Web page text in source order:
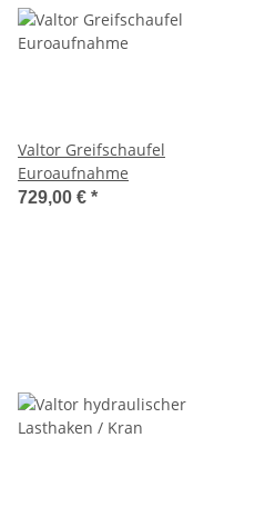
Valtor Greifschaufel
Euroaufnahme
729,00 € *